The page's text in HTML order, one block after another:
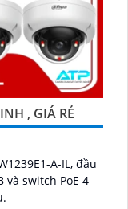
, GIÁ RẺ
A-IL, đầu
và switch PoE 4